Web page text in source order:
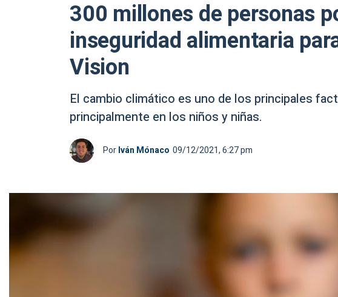
300 millones de personas
inseguridad alimentaria
Vision
El cambio climático es uno de los principales
principalmente en los niños y niñas.
PorIván Mónaco 09/12/2021, 6:27 pm